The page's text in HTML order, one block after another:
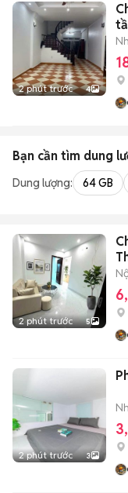
2 phút trước 4
Bạn cần tìm dung
Dung lượng: 64 GB
2 phút trước 5
2 phút trước 3